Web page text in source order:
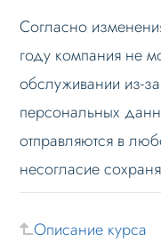
Слайдер
Меню сайта
Блоки / секции
Формы и
SEO и
Согласно
году компания не
обслуживании из-
персональных
отправляются в
несогласие
Описание курса